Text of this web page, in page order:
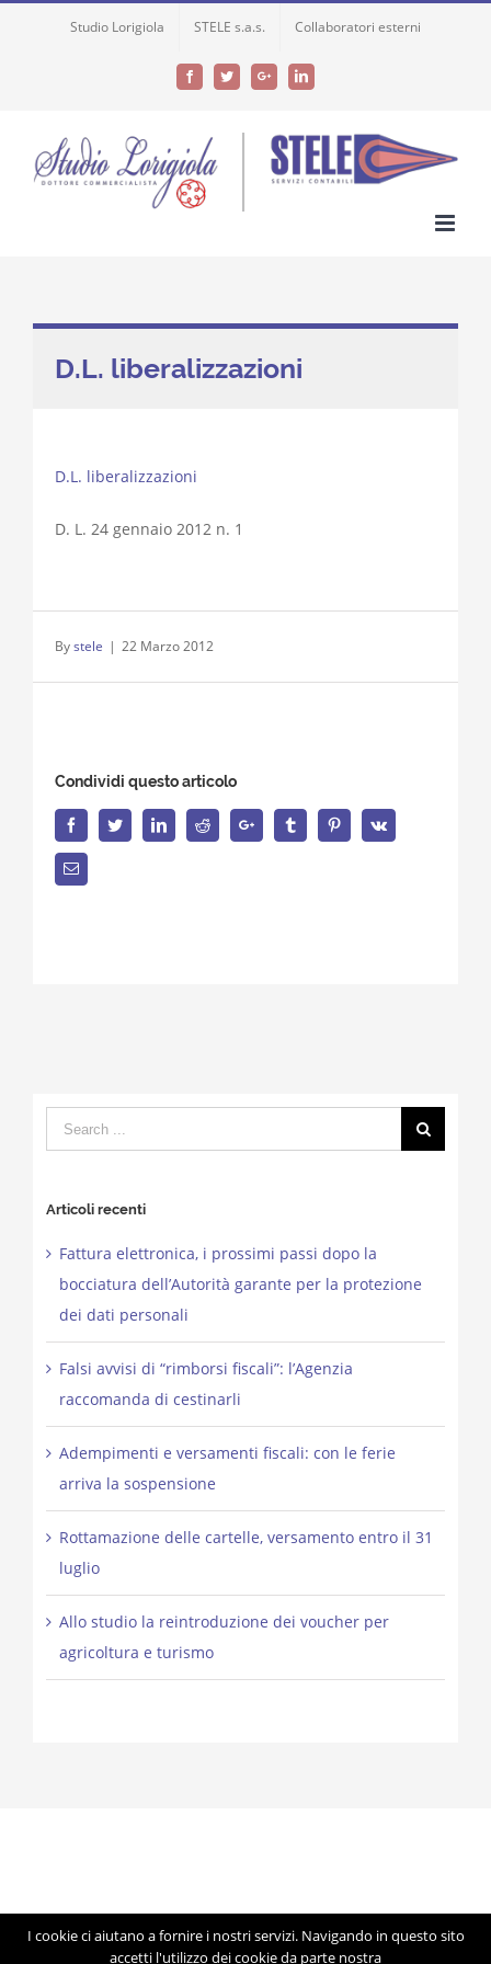
Studio Lorigiola STELE s.a.s. Collaboratori esterni
FacebookTwitterGoogle+LinkedIn
D.L. liberalizzazioni
D.L. liberalizzazioni
D. L. 24 gennaio 2012 n. 1
Bystele | 22 Marzo 2012
Condividi questo articolo
FacebookTwitterLinkedInReddit Google+ Tumblr PinterestVk
Email
Search
for:
Articoli recenti
Fattura elettronica, i prossimi passi dopo la
bocciatura dell’Autorità garante per la protezione
dei dati personali
Falsi avvisi di “rimborsi fiscali”: l’Agenzia
raccomanda di cestinarli
Adempimenti e versamenti fiscali: con le ferie
arriva la sospensione
Rottamazione delle cartelle, versamento entro il 31
luglio
Allo studio la reintroduzione dei voucher per
agricoltura e turismo
© Copyright 2012 -2026 | Studio Lorigiola | STELE | P.IVA
I cookie ci aiutano a fornire i nostri servizi. Navigando in questo sito
accetti l'utilizzo dei cookie da parte nostra